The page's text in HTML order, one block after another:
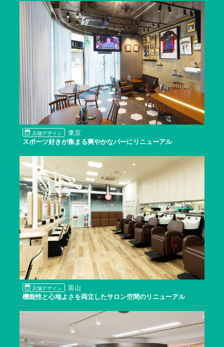
店舗デザイン 東京
スポーツ好きが集まる爽やかなバーにリニューアル
店舗デザイン 富山
機能性と心地よさを両立したサロン空間のリニューアル